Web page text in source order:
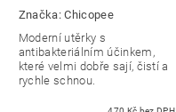
Značka:Chicopee
Moderní utěrky s
antibakteriálním účinkem,
které velmi dobře sají, čistí a
rychle schnou.